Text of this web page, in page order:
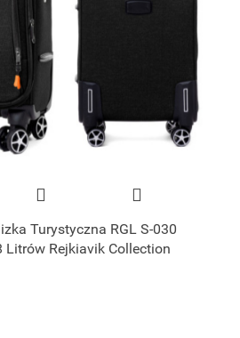
Turystyczna RGL S-030
Litrów Rejkiavik Collection